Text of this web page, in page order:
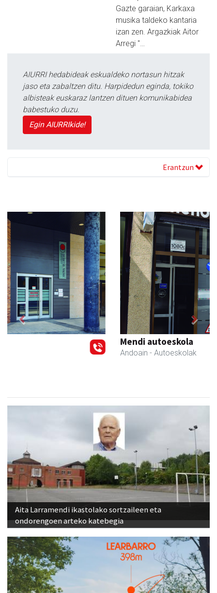
Gazte garaian, Karkaxa
musika taldeko kantaria
izan zen. Argazkiak Aitor
Arregi "…
AIURRI hedabideak eskualdeko nortasun hitzak
jaso eta zabaltzen ditu. Harpidedun eginda, tokiko
albisteak euskaraz lantzen dituen komunikabidea
babestuko duzu.
Egin AIURRIkide!
Erantzun
Previous Next
Aita Larramendi ikastolako sortzaileen eta
ondorengoen arteko katebegia